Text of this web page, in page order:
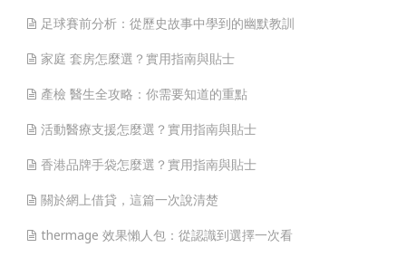
足球賽前分析：從歷史故事中學到的幽默教訓
家庭 套房怎麼選？實用指南與貼士
產檢 醫生全攻略：你需要知道的重點
活動醫療支援怎麼選？實用指南與貼士
香港品牌手袋怎麼選？實用指南與貼士
關於網上借貸，這篇一次說清楚
thermage 效果懶人包：從認識到選擇一次看